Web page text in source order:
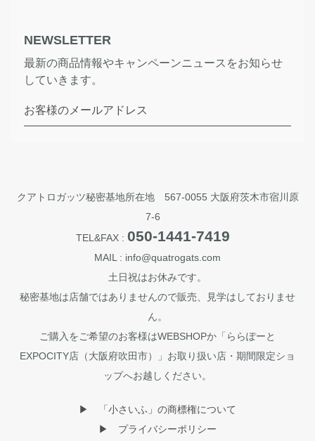
NEWSLETTER
最新の商品情報やキャンペーンニュースをお知らせ
していきます。
お客様のメールアドレス
クアトロガッツ秘密基地所在地 567-0055 大阪府茨木市宿川原
7-6
TEL&FAX : 050-1441-7419
MAIL : info@quatrogats.com
土日祝はお休みです。
秘密基地は店舗ではありませんので販売、見学はしておりませ
ん。
ご購入をご希望のお客様はWEBSHOPか「ららぽーと
EXPOCITY店（大阪府吹田市）」お取り扱い店・期間限定ショ
ップへお越しください。
▶︎ 「小さいふ」の商標権について
▶︎ プライバシーポリシー